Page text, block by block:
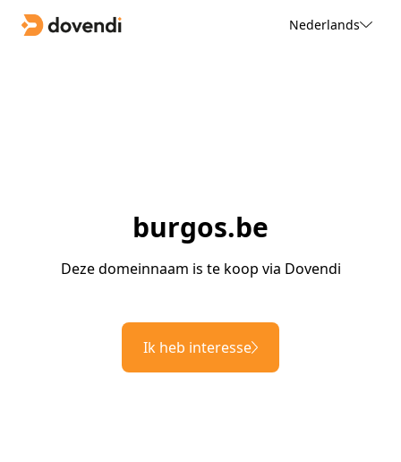
Nederlands
burgos.be
Deze domeinnaam is te koop via Dovendi
Ik heb interesse